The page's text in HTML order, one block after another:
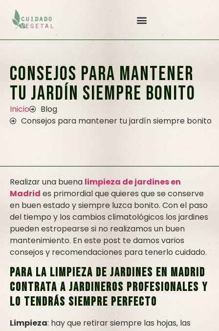
Consejos para mantener
tu jardín siempre bonito
Inicio
Blog
Consejos para mantener tu jardín siempre bonito
Realizar una buena limpieza de jardines en
Madrid es primordial que quieres que se conserve
en buen estado y siempre luzca bonito. Con el paso
del tiempo y los cambios climatológicos los jardines
pueden estropearse si no realizamos un buen
mantenimiento. En este post te damos varios
consejos y recomendaciones para tenerlo cuidado.
Para la limpieza de jardines en Madrid
contrata a jardineros profesionales y
lo tendrás siempre perfecto
Limpieza: hay que retirar siempre las hojas, las